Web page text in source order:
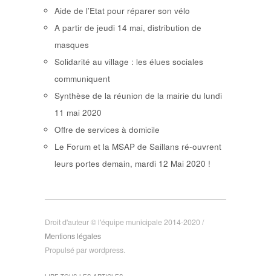
Aide de l’Etat pour réparer son vélo
A partir de jeudi 14 mai, distribution de
masques
Solidarité au village : les élues sociales
communiquent
Synthèse de la réunion de la mairie du lundi
11 mai 2020
Offre de services à domicile
Le Forum et la MSAP de Saillans ré-ouvrent
leurs portes demain, mardi 12 Mai 2020 !
Droit d'auteur © l'équipe municipale 2014-2020 /
Mentions légales
Propulsé par wordpress.